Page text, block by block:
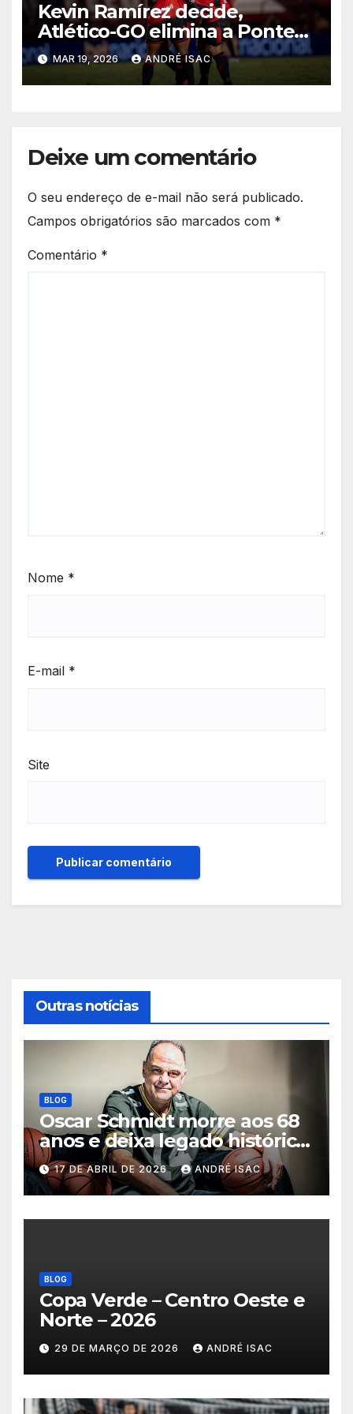
Kevin Ramírez decide,
Atlético-GO elimina a Ponte
Preta e garante vaga na 5ª
fase da Copa do Brasil
MAR 19, 2026 ANDRÉ ISAC
Deixe um comentário
O seu endereço de e-mail não será publicado.
Campos obrigatórios são marcados com *
Comentário *
Nome *
E-mail *
Site
Outras notícias
BLOG
Oscar Schmidt morre aos 68
anos e deixa legado histórico
no basquete mundial
17 DE ABRIL DE 2026 ANDRÉ ISAC
BLOG
Copa Verde – Centro Oeste e
Norte – 2026
29 DE MARÇO DE 2026 ANDRÉ ISAC